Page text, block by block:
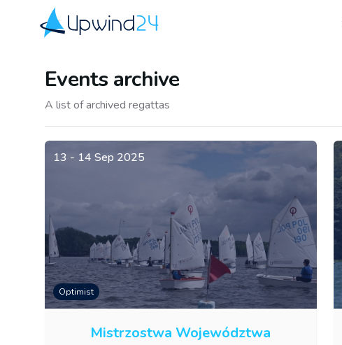
Events archive
A list of archived regattas
13 - 14 Sep 2025
Optimist
Mistrzostwa Województwa